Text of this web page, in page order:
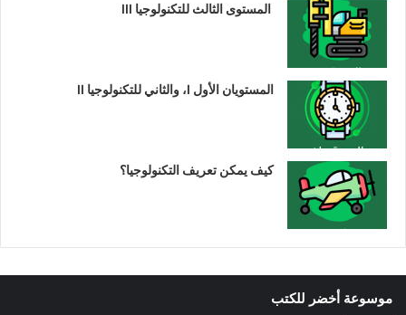
المستوى الثالث للتكنولوجيا III
المستويان الأول I، والثاني للتكنولوجيا II
كيف يمكن تعريف التكنولوجيا؟
موسوعة أخضر للكتب